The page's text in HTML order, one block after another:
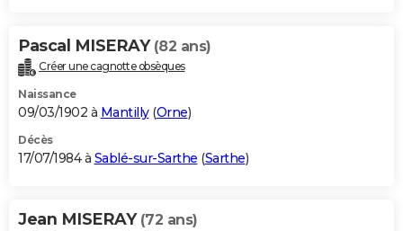
Pascal MISERAY (82 ans)
Créer une cagnotte obsèques
Naissance
09/03/1902 à Mantilly(Orne)
Décès
17/07/1984 à Sablé-sur-Sarthe (Sarthe)
Jean MISERAY (72 ans)